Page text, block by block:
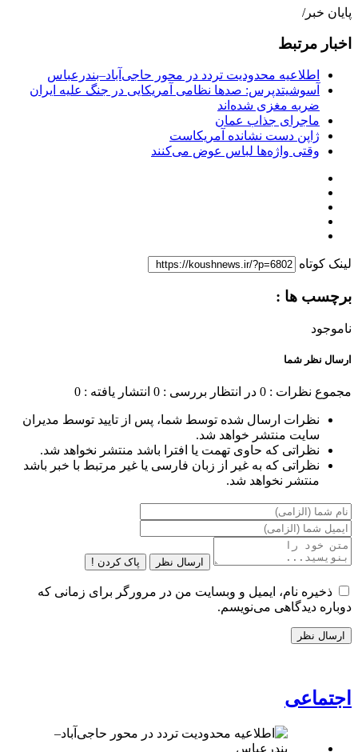
پایان خبر/
اخبار مرتبط
اطلاعیه محدودیت تردد در محور حاجی‌آباد–بندرعباس
آسوشیتدپرس: صدها نظامی آمریکایی در جنگ علیه ایران
ضربه مغزی شده‌اند
ماجرای جذاب عمان
ژاپن دست نشانده آمریکاست
وقتی واژه‌ها لباس عوض می‌کنند
لینک کوتاه
برچسب ها :
ناموجود
ارسال نظر شما
مجموع نظرات : 0 در انتظار بررسی : 0 انتشار یافته : 0
نظرات ارسال شده توسط شما، پس از تایید توسط مدیران
سایت منتشر خواهد شد.
نظراتی که حاوی تهمت یا افترا باشد منتشر نخواهد شد.
نظراتی که به غیر از زبان فارسی یا غیر مرتبط با خبر باشد
منتشر نخواهد شد.
ارسال نظر پاک کردن !
ذخیره نام، ایمیل و وبسایت من در مرورگر برای زمانی که
دوباره دیدگاهی می‌نویسم.
اجتماعی